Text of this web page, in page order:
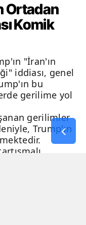
Ortadan
Komik
"İran'ın
iddiası, genel
bu
gerilime yol
gerilimler
Trump'ın